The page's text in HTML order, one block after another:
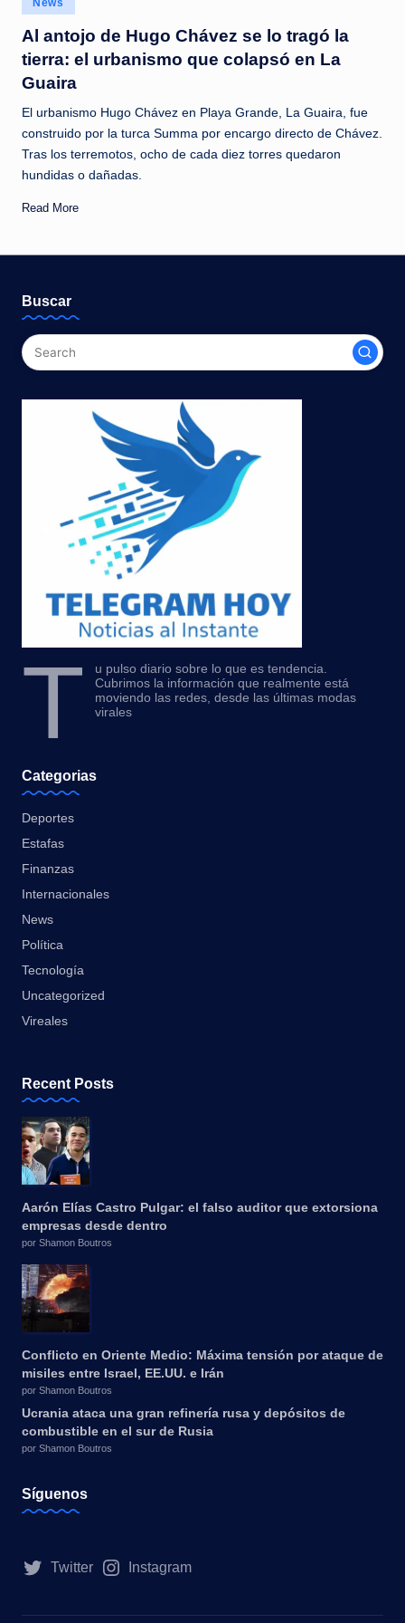
c
i
a
a
l
n
s
a
n
t
e
in
News
Al antojo de Hugo Chávez se lo tragó la
tierra: el urbanismo que colapsó en La
Guaira
El urbanismo Hugo Chávez en Playa Grande, La Guaira, fue
construido por la turca Summa por encargo directo de Chávez.
Tras los terremotos, ocho de cada diez torres quedaron
hundidas o dañadas.
Read More
Buscar
T
u pulso diario sobre lo que es tendencia.
Cubrimos la información que realmente está
moviendo las redes, desde las últimas modas
virales
Categorias
Deportes
Estafas
Finanzas
Internacionales
News
Política
Tecnología
Uncategorized
Vireales
Recent Posts
Aarón Elías Castro Pulgar: el falso auditor que extorsiona
empresas desde dentro
por Shamon Boutros
Conflicto en Oriente Medio: Máxima tensión por ataque de
misiles entre Israel, EE.UU. e Irán
por Shamon Boutros
Ucrania ataca una gran refinería rusa y depósitos de
combustible en el sur de Rusia
por Shamon Boutros
Síguenos
Twitter Instagram